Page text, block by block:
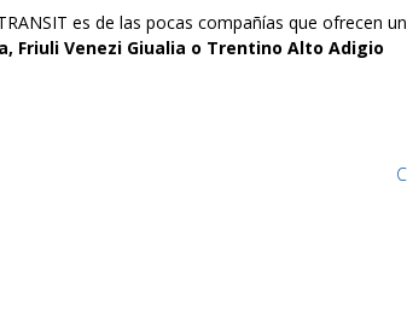
es de las pocas compañías que ofrecen
Friuli Venezi Giualia o Trentino Alto Adigio